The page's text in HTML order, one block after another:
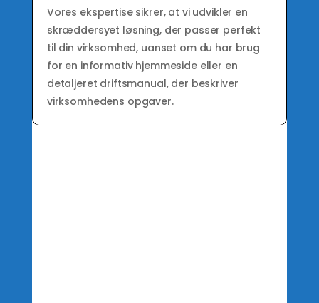
Vores ekspertise sikrer, at vi udvikler en
skræddersyet løsning, der passer perfekt
til din virksomhed, uanset om du har brug
for en informativ hjemmeside eller en
detaljeret driftsmanual, der beskriver
virksomhedens opgaver.